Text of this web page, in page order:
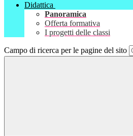
Didattica
Panoramica
Offerta formativa
I progetti delle classi
Campo di ricerca per le pagine del sito